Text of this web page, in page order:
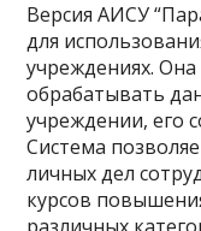
Версия АИСУ
для
учреждениях.
обрабатывать
учреждении, его
Система
личных дел
курсов